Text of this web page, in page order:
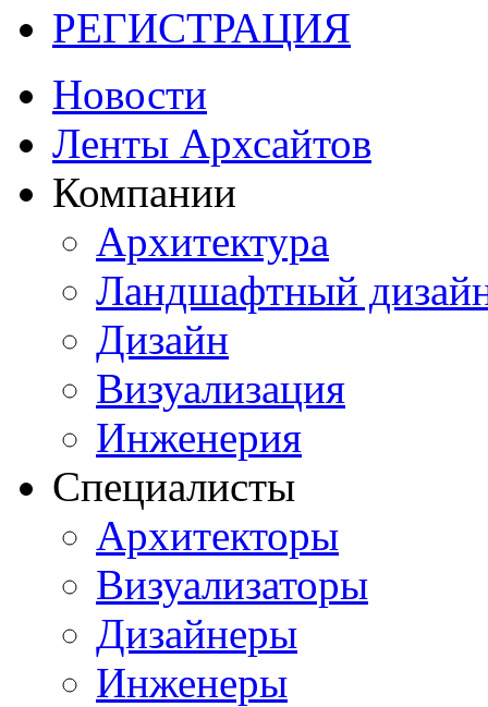
РЕГИСТРАЦИЯ
Новости
Ленты Архсайтов
Компании
Архитектура
Ландшафтный
Дизайн
Визуализация
Инженерия
Специалисты
Архитекторы
Визуализаторы
Дизайнеры
Инженеры